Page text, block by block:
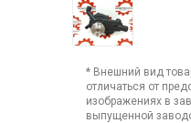
* Внешний вид
отличаться от
изображениях в
выпущенной